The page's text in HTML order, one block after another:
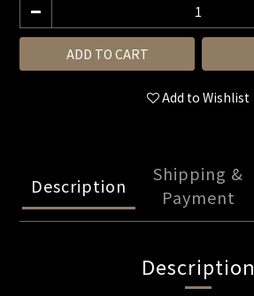
ADD TO CART
Add to Wishlist
Description
Shipping &
Payment
Description